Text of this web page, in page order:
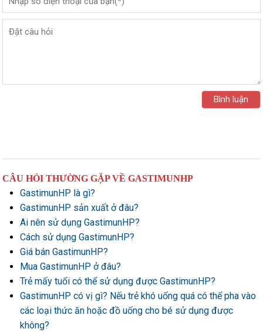
CÂU HỎI THƯỜNG GẶP VỀ GASTIMUNHP
GastimunHP là gì?
GastimunHP sản xuất ở đâu?
Ai nên sử dụng GastimunHP?
Cách sử dụng GastimunHP?
Giá bán GastimunHP?
Mua GastimunHP ở đâu?
Trẻ mấy tuổi có thể sử dụng được GastimunHP?
GastimunHP có vị gì? Nếu trẻ khó uống quá có thể pha vào
các loại thức ăn hoặc đồ uống cho bé sử dụng được
không?